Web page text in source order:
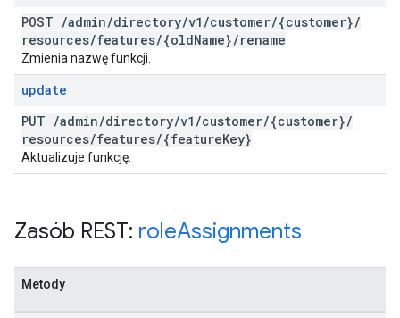
POST /admin/directory/v1 /customer/{customer}/
resources/features/{oldName}/rename
Zmienia nazwę funkcji.
update
PUT /admin/directory/v1 /customer/{customer}/
resources/features/{featureKey}
Aktualizuje funkcję.
Zasób REST: roleAssignments
Metody